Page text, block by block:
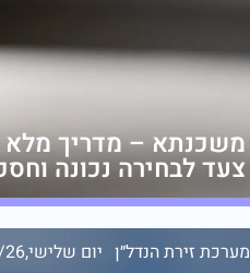
משכנתא – מדריך מלא
צעד לבחירה נכונה
מערכת זירת הנדל״ן יום שלישי,06/01/26